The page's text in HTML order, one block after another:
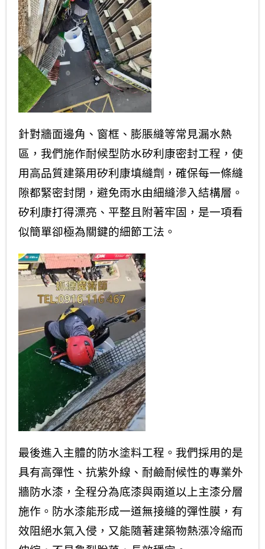
針對牆面邊角、窗框、膨脹縫等常見漏水熱
區，我們施作耐候型防水矽利康密封工程，使
用高品質建築用矽利康填縫劑，確保每一條縫
隙都緊密封閉，避免雨水由細縫滲入結構層。
矽利康打得漂亮、平整且附著牢固，是一項看
似簡單卻極為關鍵的細節工法。
最後進入主體的防水塗料工程。我們採用的是
具有高彈性、抗紫外線、耐鹼耐候性的專業外
牆防水漆，全程分為底漆與兩道以上主漆分層
施作。防水漆能形成一道無接縫的彈性膜，有
效阻絕水氣入侵，又能隨著建築物熱漲冷縮而